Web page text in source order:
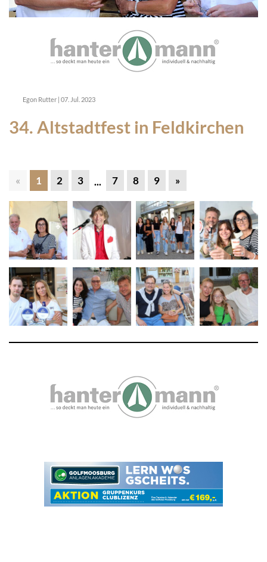
Egon Rutter | 07. Jul. 2023
34. Altstadtfest in Feldkirchen
« 1 2 3 ... 7 8 9 »